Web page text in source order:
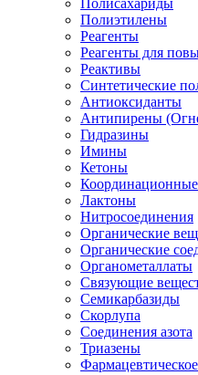
Полисахариды
Полиэтилены
Реагенты
Реагенты для
Реактивы
Синтетические
Антиоксиданты
Антипирены
Гидразины
Имины
Кетоны
Лактоны
Нитросоединения
Органические
Органические
Органометаллаты
Связующие
Семикарбазиды
Скорлупа
Соединения азота
Триазены